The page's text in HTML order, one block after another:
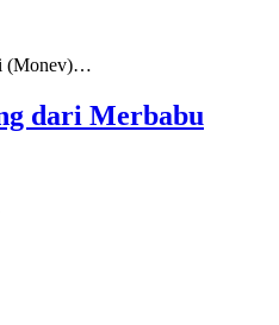
(Monev)…
dari Merbabu